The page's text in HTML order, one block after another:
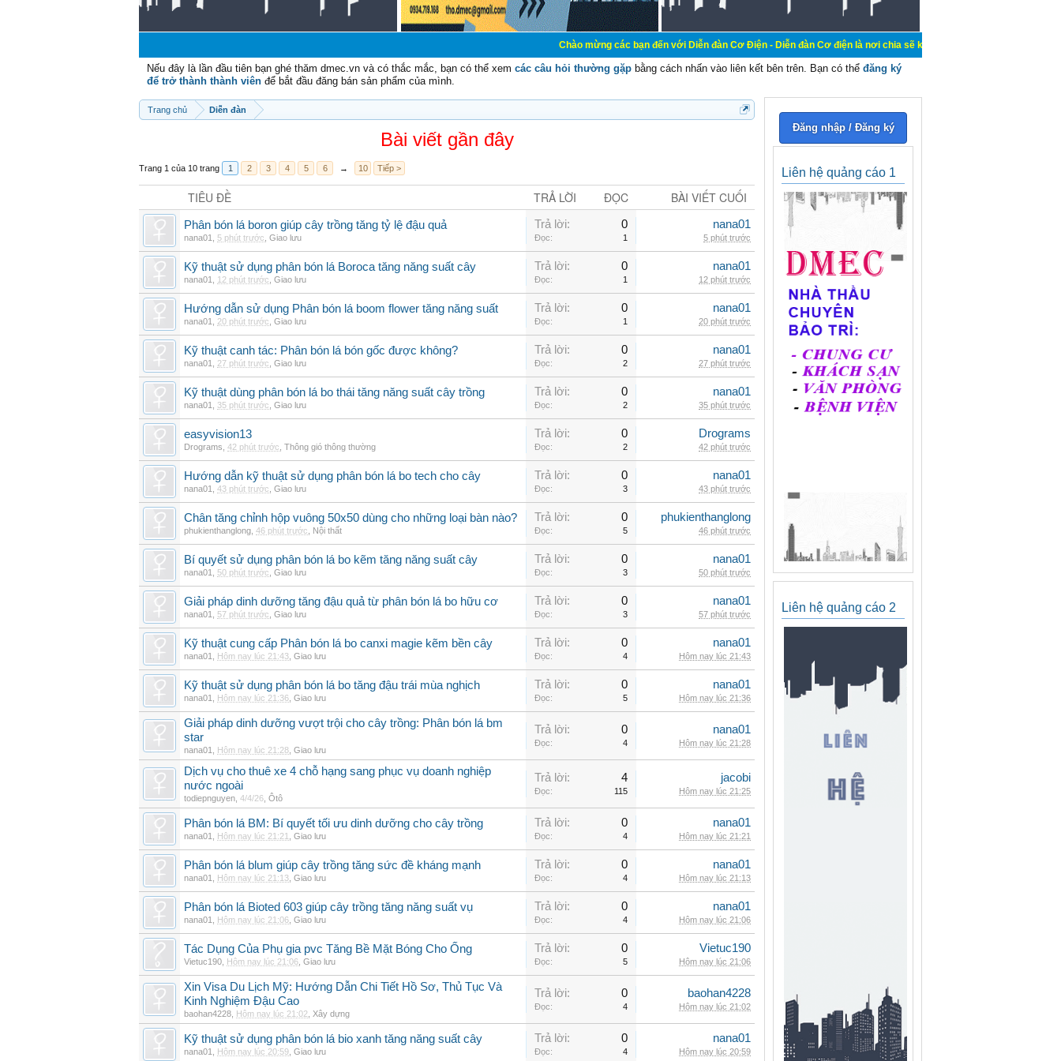
Chào mừng các bạn đến với Diễn đàn Cơ Điện - Diễn đàn Cơ điện là nơi chia sẽ kiến thức kinh nghiệm trong lãnh vực cơ
Nếu đây là lần đầu tiên bạn ghé thăm dmec.vn và có thắc mắc, bạn có thể xem các câu hỏi thường gặp bằng cách nhấn vào liên kết bên trên. Bạn có thể đăng ký
để trở thành thành viên để bắt đầu đăng bán sản phẩm của mình.
Trang chủ Diễn đàn
Bài viết gần đây
Trang 1 của 10 trang 1 2 3 4 5 6 → 10 Tiếp >
TIÊU ĐỀ TRẢ LỜI ĐỌC BÀI VIẾT CUỐI
Phân bón lá boron giúp cây trồng tăng tỷ lệ đậu quả
nana01 5 phút trước Giao lưu
Trả lời: 0
Đọc: 1
nana01
5 phút trước
Kỹ thuật sử dụng phân bón lá Boroca tăng năng suất cây
nana01 12 phút trước Giao lưu
Trả lời: 0
Đọc: 1
nana01
12 phút trước
Hướng dẫn sử dụng Phân bón lá boom flower tăng năng suất
nana01 20 phút trước Giao lưu
Trả lời: 0
Đọc: 1
nana01
20 phút trước
Kỹ thuật canh tác: Phân bón lá bón gốc được không?
nana01 27 phút trước Giao lưu
Trả lời: 0
Đọc: 2
nana01
27 phút trước
Kỹ thuật dùng phân bón lá bo thái tăng năng suất cây trồng
nana01 35 phút trước Giao lưu
Trả lời: 0
Đọc: 2
nana01
35 phút trước
easyvision13
Drograms 42 phút trước Thông gió thông thường
Trả lời: 0
Đọc: 2
Drograms
42 phút trước
Hướng dẫn kỹ thuật sử dụng phân bón lá bo tech cho cây
nana01 43 phút trước Giao lưu
Trả lời: 0
Đọc: 3
nana01
43 phút trước
Chân tăng chỉnh hộp vuông 50x50 dùng cho những loại bàn nào?
phukienthanglong 46 phút trước Nội thất
Trả lời: 0
Đọc: 5
phukienthanglong
46 phút trước
Bí quyết sử dụng phân bón lá bo kẽm tăng năng suất cây
nana01 50 phút trước Giao lưu
Trả lời: 0
Đọc: 3
nana01
50 phút trước
Giải pháp dinh dưỡng tăng đậu quả từ phân bón lá bo hữu cơ
nana01 57 phút trước Giao lưu
Trả lời: 0
Đọc: 3
nana01
57 phút trước
Kỹ thuật cung cấp Phân bón lá bo canxi magie kẽm bền cây
nana01 Hôm nay lúc 21:43 Giao lưu
Trả lời: 0
Đọc: 4
nana01
Hôm nay lúc 21:43
Kỹ thuật sử dụng phân bón lá bo tăng đậu trái mùa nghịch
nana01 Hôm nay lúc 21:36 Giao lưu
Trả lời: 0
Đọc: 5
nana01
Hôm nay lúc 21:36
Giải pháp dinh dưỡng vượt trội cho cây trồng: Phân bón lá bm
star
nana01 Hôm nay lúc 21:28 Giao lưu
Trả lời: 0
Đọc: 4
nana01
Hôm nay lúc 21:28
Dịch vụ cho thuê xe 4 chỗ hạng sang phục vụ doanh nghiệp
nước ngoài
todiepnguyen 4/4/26 Ôtô
Trả lời: 4
Đọc: 115
jacobi
Hôm nay lúc 21:25
Phân bón lá BM: Bí quyết tối ưu dinh dưỡng cho cây trồng
nana01 Hôm nay lúc 21:21 Giao lưu
Trả lời: 0
Đọc: 4
nana01
Hôm nay lúc 21:21
Phân bón lá blum giúp cây trồng tăng sức đề kháng mạnh
nana01 Hôm nay lúc 21:13 Giao lưu
Trả lời: 0
Đọc: 4
nana01
Hôm nay lúc 21:13
Phân bón lá Bioted 603 giúp cây trồng tăng năng suất vụ
nana01 Hôm nay lúc 21:06 Giao lưu
Trả lời: 0
Đọc: 4
nana01
Hôm nay lúc 21:06
Tác Dụng Của Phụ gia pvc Tăng Bề Mặt Bóng Cho Ống
Vietuc190 Hôm nay lúc 21:06 Giao lưu
Trả lời: 0
Đọc: 5
Vietuc190
Hôm nay lúc 21:06
Xin Visa Du Lịch Mỹ: Hướng Dẫn Chi Tiết Hồ Sơ, Thủ Tục Và
Kinh Nghiệm Đậu Cao
baohan4228 Hôm nay lúc 21:02 Xây dựng
Trả lời: 0
Đọc: 4
baohan4228
Hôm nay lúc 21:02
Kỹ thuật sử dụng phân bón lá bio xanh tăng năng suất cây
nana01 Hôm nay lúc 20:59 Giao lưu
Trả lời: 0
Đọc: 4
nana01
Hôm nay lúc 20:59
Đăng nhập / Đăng ký
Liên hệ quảng cáo 1
Liên hệ quảng cáo 2